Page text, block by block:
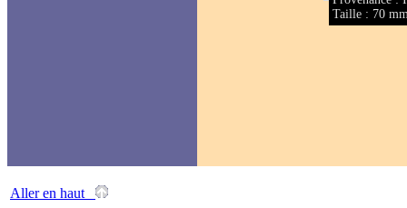
Taille : 70
Aller en haut